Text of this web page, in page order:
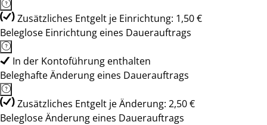
Zusätzliches Entgelt je Einrichtung: 1,50 €
Beleglose Einrichtung eines Dauerauftrags
In der Kontoführung enthalten
Beleghafte Änderung eines Dauerauftrags
Zusätzliches Entgelt je Änderung: 2,50 €
Beleglose Änderung eines Dauerauftrags